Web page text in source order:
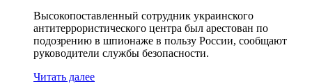
Высокопоставленный сотрудник украинского
антитеррористического центра был арестован по
подозрению в шпионаже в пользу России, сообщают
руководители службы безопасности.
Читать далее